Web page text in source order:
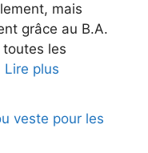
mais
grâce au B.A.
les
Lire plus
veste pour les